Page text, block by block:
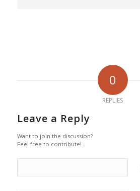
0
REPLIES
Leave a Reply
Want to join the discussion?
Feel free to contribute!